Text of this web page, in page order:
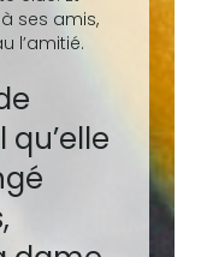
ses amis,
l’amitié.